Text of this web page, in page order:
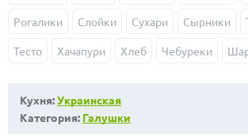
Рогалики Слойки Сухари Сырники
Тесто Хачапури Хлеб Чебуреки
Кухня:Украинская
Категория: Галушки